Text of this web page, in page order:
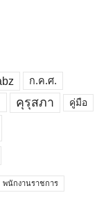
ก.ค.ศ.
คุรุสภา คู่มือ
พนักงานราชการ